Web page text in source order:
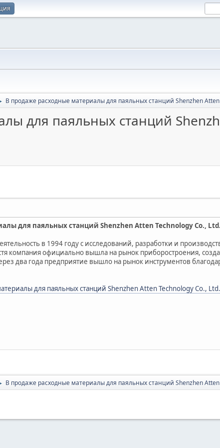
В продаже расходные материалы для паяльных станций Shenzhen Atten
для паяльных станций
для паяльных станций Shenzhen Atten Technology Co., Ltd.
в 1994 году с исследований, разработки и
компания официально вышла на рынок приборостроения,
два года предприятие вышло на рынок инструментов
для паяльных станций Shenzhen Atten Technology Co., Ltd.
В продаже расходные материалы для паяльных станций Shenzhen Atten